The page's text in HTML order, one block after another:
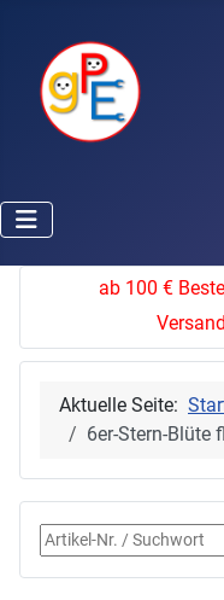
ab 100 €
Aktuelle Seite:
6er-Stern-Blüte